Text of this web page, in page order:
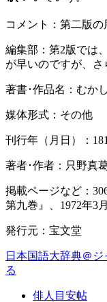
コメント：第二版の
編集部：第2版では
が早いのですが、さ
著書･作品名：むか
媒体形式：その他
刊行年（月日）：
著者･作者：只野真
掲載ページなど：
第九巻』、1972年3
発行元：宝文堂
日本国語大辞典＠
る
俳人目安帖